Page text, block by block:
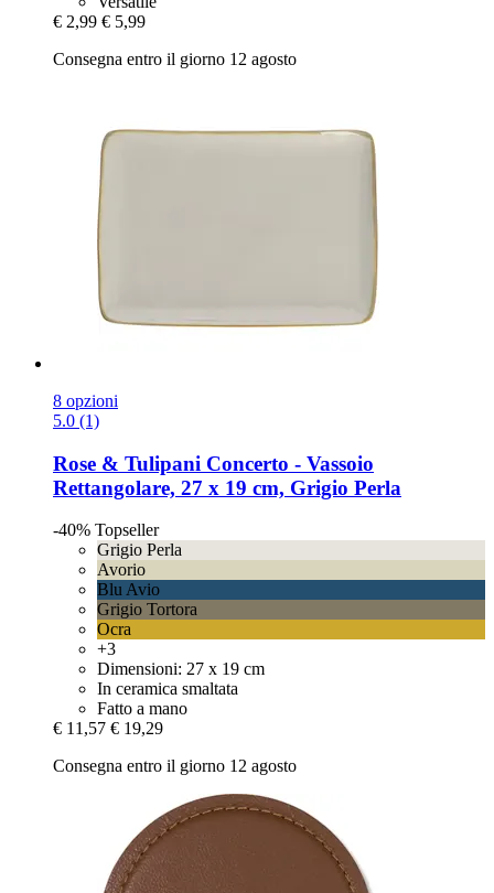
€ 2,99 € 5,99
Consegna entro il giorno 12 agosto
8 opzioni
5.0 (1)
Rose & Tulipani Concerto -​ Vassoio
Rettangolare, 27 x 19 cm, Grigio Perla
-40% Topseller
Grigio Perla
Avorio
Blu Avio
Grigio Tortora
Ocra
+3
Dimensioni: 27 x 19 cm
In ceramica smaltata
Fatto a mano
€ 11,57 € 19,29
Consegna entro il giorno 12 agosto